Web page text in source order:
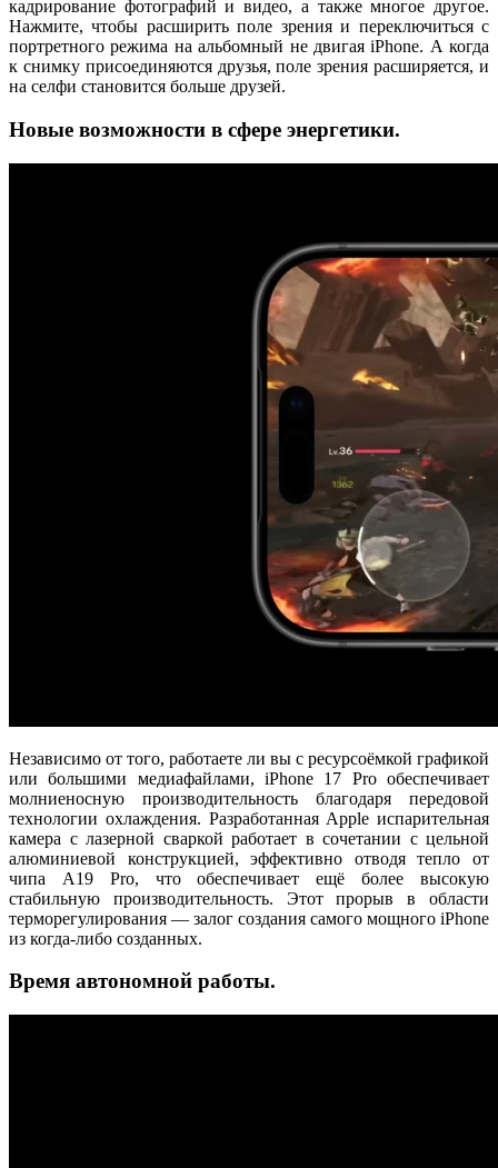
кадрирование фотографий и видео, а также многое другое.
Нажмите, чтобы расширить поле зрения и переключиться с
портретного режима на альбомный не двигая iPhone. А когда
к снимку присоединяются друзья, поле зрения расширяется, и
на селфи становится больше друзей.
Новые возможности в сфере энергетики.
Независимо от того, работаете ли вы с ресурсоёмкой графикой
или большими медиафайлами, iPhone 17 Pro обеспечивает
молниеносную производительность благодаря передовой
технологии охлаждения. Разработанная Apple испарительная
камера с лазерной сваркой работает в сочетании с цельной
алюминиевой конструкцией, эффективно отводя тепло от
чипа A19 Pro, что обеспечивает ещё более высокую
стабильную производительность. Этот прорыв в области
терморегулирования — залог создания самого мощного iPhone
из когда-либо созданных.
Время автономной работы.